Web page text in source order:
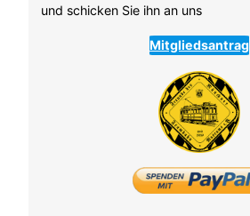
und schicken Sie ihn an uns
Mitgliedsantrag